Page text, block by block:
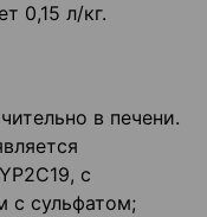
0,15 л/кг.
в печени.
с
с сульфатом;